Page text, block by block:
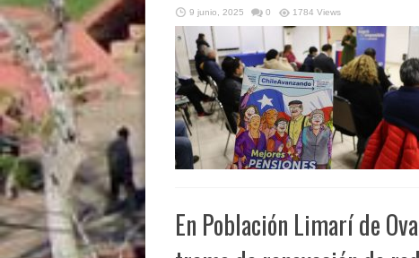
9 junio, 2025 0 1784 Views
En Población Limarí de